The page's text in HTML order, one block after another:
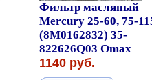
Фильтр масляный
Mercury 25-60, 75-
(8M0162832) 35-
822626Q03 Omax
1140 руб.